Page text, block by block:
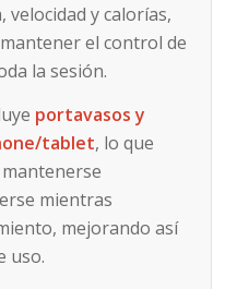
velocidad y calorías,
el control de
la sesión.
portavasos y
tablet, lo que
mientras
mejorando así
uso.